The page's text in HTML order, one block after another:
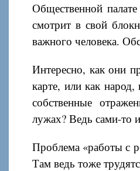
Общественной
смотрит в свой
важного человека.
Интересно, как они
карте, или как
собственные
лужах? Ведь сами-то
Проблема «работы с
Там ведь тоже